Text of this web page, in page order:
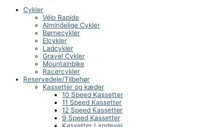
Cykler
Vélo Rapide
Almindelige Cykler
Børnecykler
Elcykler
Ladcykler
Gravel Cykler
Mountainbike
Racercykler
Reservedele/Tilbehør
Kassetter og kæder
10 Speed Kassetter
11 Speed Kassetter
12 Speed Kassetter
9 Speed Kassetter